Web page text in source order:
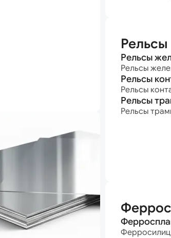
Рельсы
Рельсы
Рельсы
Рельсы
Рельсы
Рельсы
Рельсы